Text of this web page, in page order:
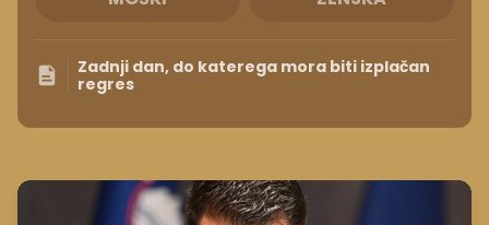
Zadnji dan, do katerega mora biti izplačan
regres